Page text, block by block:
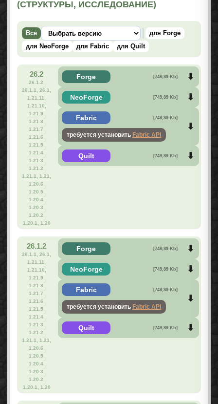
(СТРУКТУРЫ, ИССЛЕДОВАНИЕ)
Все
для Forge
для NeoForge
для Fabric для Quilt
26.2
26.1.2,
26.1.1, 26.1,
1.21.11,
1.21.10,
1.21.9,
1.21.8,
1.21.7,
1.21.6,
1.21.5,
1.21.4,
1.21.3,
1.21.2,
1.21.1, 1.21,
1.20.6,
1.20.5,
1.20.4,
1.20.3,
1.20.2,
1.20.1, 1.20
Forge [749,89 Kb]
NeoForge [749,89 Kb]
Fabric [749,89 Kb]
требуется установить Fabric API
Quilt [749,89 Kb]
26.1.2
26.1.1, 26.1,
1.21.11,
1.21.10,
1.21.9,
1.21.8,
1.21.7,
1.21.6,
1.21.5,
1.21.4,
1.21.3,
1.21.2,
1.21.1, 1.21,
1.20.6,
1.20.5,
1.20.4,
1.20.3,
1.20.2,
1.20.1, 1.20
Forge [749,89 Kb]
NeoForge [749,89 Kb]
Fabric [749,89 Kb]
требуется установить Fabric API
Quilt [749,89 Kb]